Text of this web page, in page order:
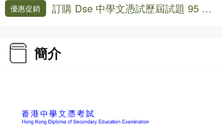
優惠促銷
訂購 Dse 中學文憑試歷屆試題 95 折
簡介